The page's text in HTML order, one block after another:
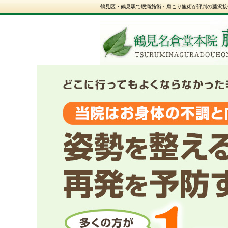
鶴見区・鶴見駅で腰痛施術・肩こり施術が評判の藤沢